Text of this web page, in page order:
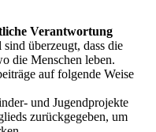
Verantwortung
überzeugt, dass die
die Menschen leben.
auf folgende Weise
und Jugendprojekte
zurückgegeben, um